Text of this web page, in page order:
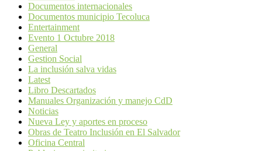
Documentos internacionales
Documentos municipio Tecoluca
Entertainment
Evento 1 Octubre 2018
General
Gestion Social
La inclusión salva vidas
Latest
Libro Descartados
Manuales Organización y manejo CdD
Noticias
Nueva Ley y aportes en proceso
Obras de Teatro Inclusión en El Salvador
Oficina Central